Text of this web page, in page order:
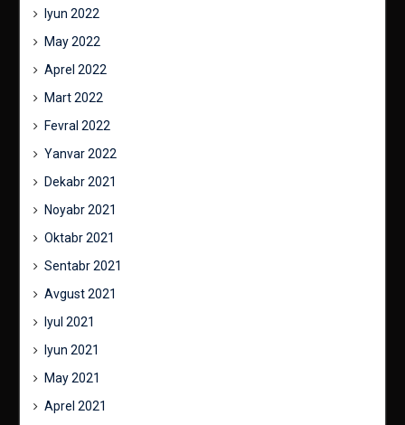
Iyun 2022
May 2022
Aprel 2022
Mart 2022
Fevral 2022
Yanvar 2022
Dekabr 2021
Noyabr 2021
Oktabr 2021
Sentabr 2021
Avgust 2021
Iyul 2021
Iyun 2021
May 2021
Aprel 2021